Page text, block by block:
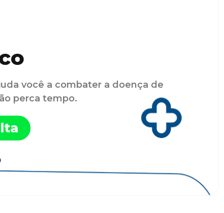
você a combater a doença de
perca tempo.